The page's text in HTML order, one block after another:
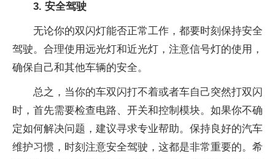
3. 安全驾驶
无论你的双闪灯能否正常工作，都要时刻保持安全
驾驶。合理使用远光灯和近光灯，注意信号灯的使用，
确保自己和其他车辆的安全。
总之，当你的车双闪打不着或者车自己突然打双闪
时，首先需要检查电路、开关和控制模块。如果你不确
定如何解决问题，建议寻求专业帮助。保持良好的汽车
维护习惯，时刻注意安全驾驶，这都是非常重要的。希